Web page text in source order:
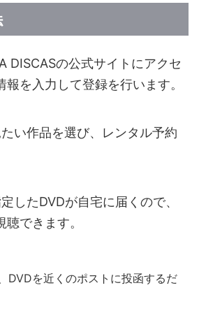
DISCASの公式サイトにアクセ
報を入力して登録を行います。
い作品を選び、レンタル予約
したDVDが自宅に届くので、
できます。
DVDを近くのポストに投函するだ